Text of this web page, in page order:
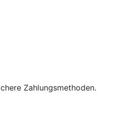
Zahlungsmethoden.